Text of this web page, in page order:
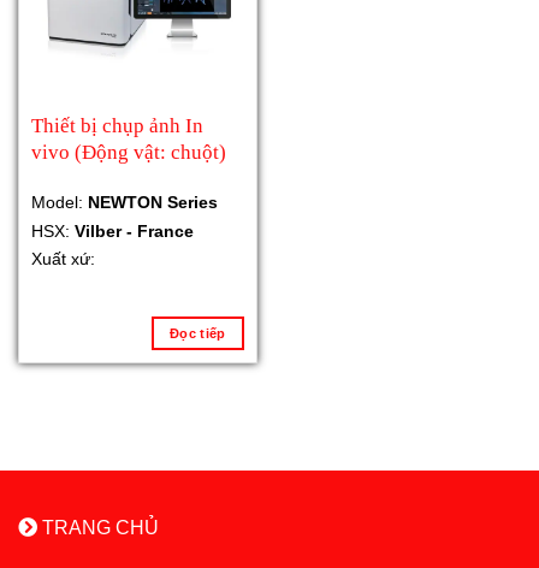
Thiết bị chụp ảnh In
vivo (Động vật: chuột)
Model: NEWTON Series
HSX: Vilber - France
Xuất xứ:
Đọc tiếp
TRANG CHỦ